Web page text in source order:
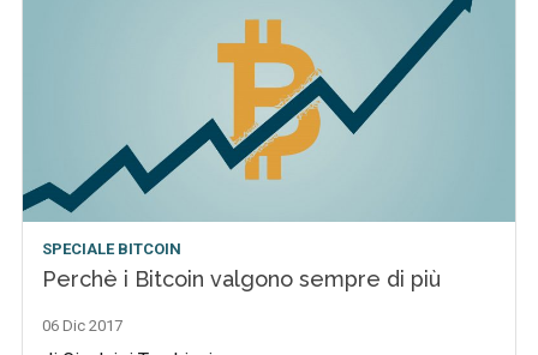
SPECIALE BITCOIN
Perchè i Bitcoin valgono sempre di più
06 Dic 2017